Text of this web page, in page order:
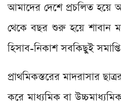
আমাদের দেশে প্রচলিত
থেকে বছর শুরু হয়ে শাবান
হিসাব-নিকাশ সবকিছুই
প্রাথমিকস্তরের মাদরাসার
করে মাধ্যমিক বা